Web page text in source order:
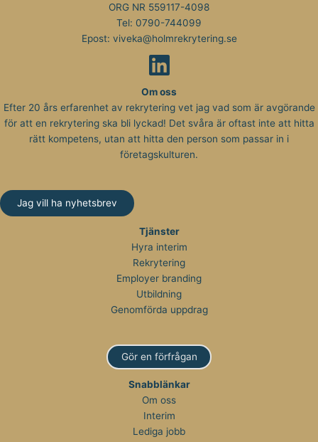
ORG NR 559117-4098
Tel: 0790-744099
Epost: viveka@holmrekrytering.se
Om oss
Efter 20 års erfarenhet av rekrytering vet jag vad som är avgörande
för att en rekrytering ska bli lyckad! Det svåra är oftast inte att hitta
rätt kompetens, utan att hitta den person som passar in i
företagskulturen.
Jag vill ha nyhetsbrev
Tjänster
Hyra interim
Rekrytering
Employer branding
Utbildning
Genomförda uppdrag
Gör en förfrågan
Snabblänkar
Om oss
Interim
Lediga jobb